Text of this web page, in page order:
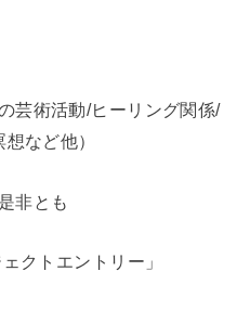
芸術活動/ヒーリング関係/
など他）
非とも
クトエントリー」